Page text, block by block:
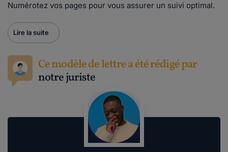
Numérotez vos pages pour vous assurer un suivi optimal.
Lire la suite
Ce modèle de lettre a été rédigé par
notre juriste